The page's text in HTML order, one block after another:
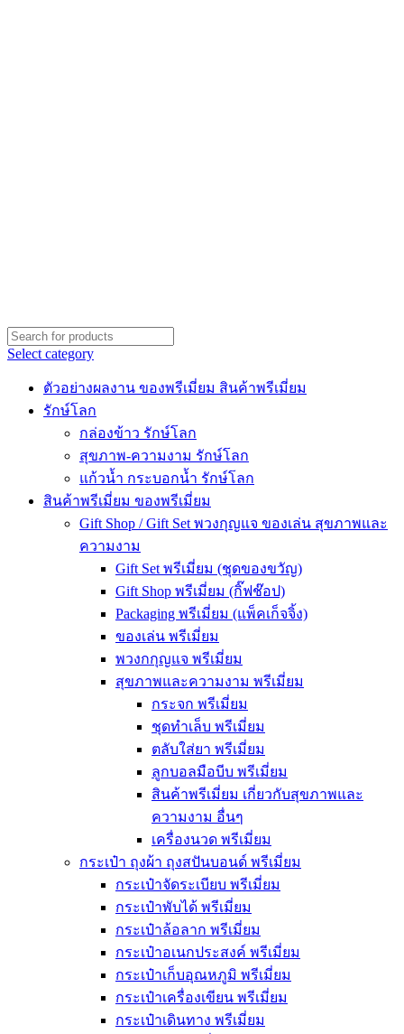
Select category
ตัวอย่างผลงาน ของพรีเมี่ยม สินค้าพรีเมี่ยม
รักษ์โลก
กล่องข้าว รักษ์โลก
สุขภาพ-ความงาม รักษ์โลก
แก้วน้ำ กระบอกน้ำ รักษ์โลก
สินค้าพรีเมี่ยม ของพรีเมี่ยม
Gift Shop / Gift Set พวงกุญแจ ของเล่น สุขภาพและ
ความงาม
Gift Set พรีเมี่ยม (ชุดของขวัญ)
Gift Shop พรีเมี่ยม (กิ๊ฟช๊อป)
Packaging พรีเมี่ยม (แพ็คเก็จจิ้ง)
ของเล่น พรีเมี่ยม
พวงกกุญแจ พรีเมี่ยม
สุขภาพและความงาม พรีเมี่ยม
กระจก พรีเมี่ยม
ชุดทำเล็บ พรีเมี่ยม
ตลับใส่ยา พรีเมี่ยม
ลูกบอลมือบีบ พรีเมี่ยม
สินค้าพรีเมี่ยม เกี่ยวกับสุขภาพและ
ความงาม อื่นๆ
เครื่องนวด พรีเมี่ยม
กระเป๋า ถุงผ้า ถุงสปันบอนด์ พรีเมี่ยม
กระเป๋าจัดระเบียบ พรีเมี่ยม
กระเป๋าพับได้ พรีเมี่ยม
กระเป๋าล้อลาก พรีเมี่ยม
กระเป๋าอเนกประสงค์ พรีเมี่ยม
กระเป๋าเก็บอุณหภูมิ พรีเมี่ยม
กระเป๋าเครื่องเขียน พรีเมี่ยม
กระเป๋าเดินทาง พรีเมี่ยม